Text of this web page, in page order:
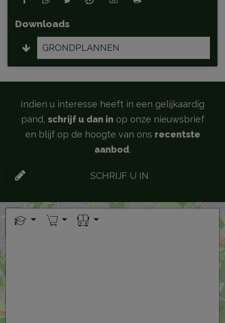
Downloads
GRONDPLANNEN
Indien u interesse heeft in een gelijkaardig
pand, schrijf u dan in op onze nieuwsbrief
en blijf op de hoogte van ons recentste
aanbod.
SCHRIJF U IN
+